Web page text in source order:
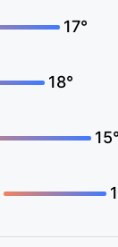
17°
18°
15°